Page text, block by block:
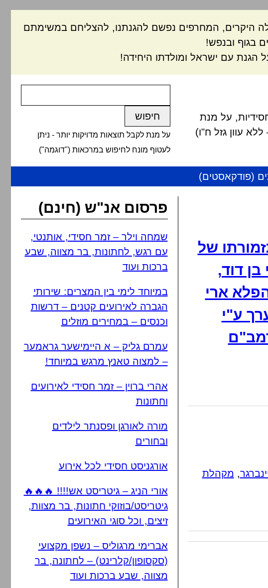
היקרים, המחרפים נפשם להגנתנו, להצליחם במשימתם
בגוף ובנפש!
עם ישראל ומולדתו היחידה!
על מנת
עוון גזל ח"ו)
על מנת לקבל תוצאות מדויקות יותר - ניתן
לעטוף מונח לחיפוש במרכאות ("דוגמה")
(פודקאסטים)
של
בן דוד,
הפלא ארי
ע"י
, מקהלת
פרסום אנ"ש (חינם)
שמחה וילר – זמר חסידי, אותנטי,
עם רגש, לחתונות, בר מצווה, שבע
ברכות ועוד
במיוחד לימי בין המצרים: שירותי
הגברה לאירועים קטנים – דרשות
וכנסים – במחירים מוזלים
עמרם גליק – א היימישער גראמער
– למצוה טאנץ מרגש במיוחד!
אהרי ברוין – זמר חסידי לאירועים
וחתונות
מורה לאורגן ופסנתר לילדים
ובחורים
אורגניסט חסידי לכל אירוע
אורי הניג – גיטריסט אש!!!! 🔥🔥🔥
גיטריסט/בוזוקי חתונות, בר מצוות,
זיצים, וכל סוגי האירועים
אברימי מרגוליס – נשפן מקצועי
(סקסופון/קלרינט) – לחתונה, בר
מצווה, שבע ברכות ועוד